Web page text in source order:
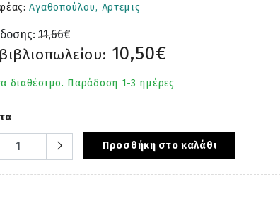
Αγαθοπούλου, Άρτεμις
11,66€
10,50€
διαθέσιμο. Παράδοση 1-3 ημέρες
Προσθήκη στο καλάθι